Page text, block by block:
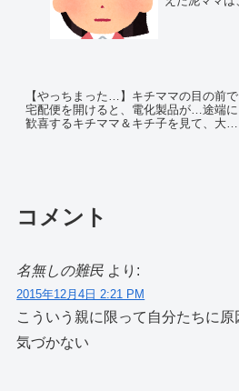
【やっちまった…】キチママの目の前で
宅配便を開けると、電化製品が…途端に
歓喜するキチママ＆キチ子を見て、大失
コメント
名無しの難民 より:
2015年12月4日 2:21 PM
こういう親に限って自分たちに原
気づかない